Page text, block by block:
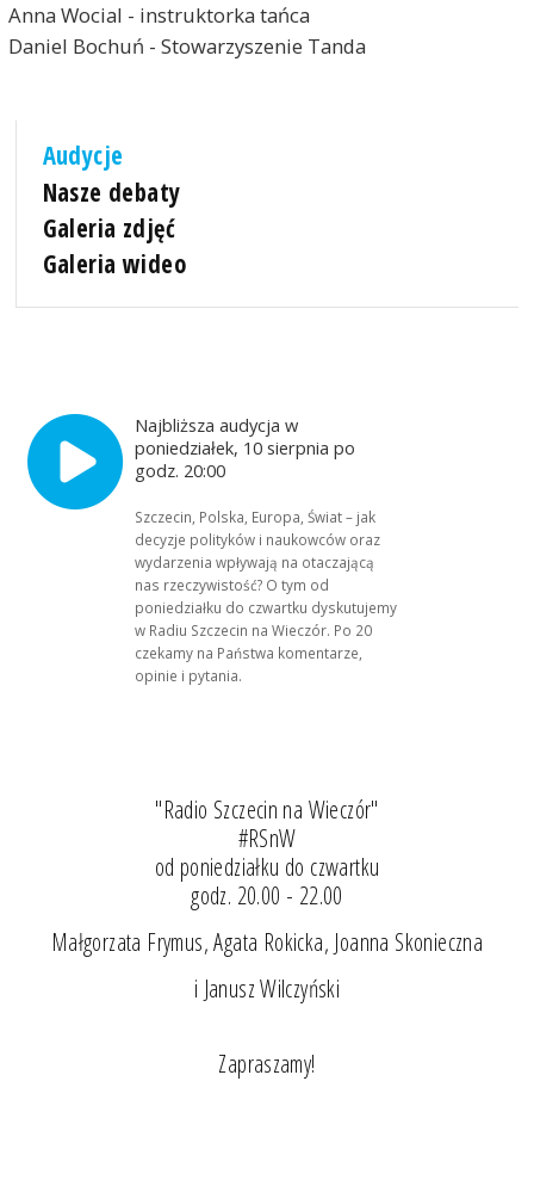
Anna Wocial - instruktorka tańca
Daniel Bochuń - Stowarzyszenie Tanda
Audycje
Nasze debaty
Galeria zdjęć
Galeria wideo
Najbliższa audycja w
poniedziałek, 10 sierpnia po
godz. 20:00
Szczecin, Polska, Europa, Świat – jak
decyzje polityków i naukowców oraz
wydarzenia wpływają na otaczającą
nas rzeczywistość? O tym od
poniedziałku do czwartku dyskutujemy
w Radiu Szczecin na Wieczór. Po 20
czekamy na Państwa komentarze,
opinie i pytania.
"Radio Szczecin na Wieczór"
#RSnW
od poniedziałku do czwartku
godz. 20.00 - 22.00
Małgorzata Frymus, Agata Rokicka, Joanna Skonieczna
i Janusz Wilczyński
Zapraszamy!